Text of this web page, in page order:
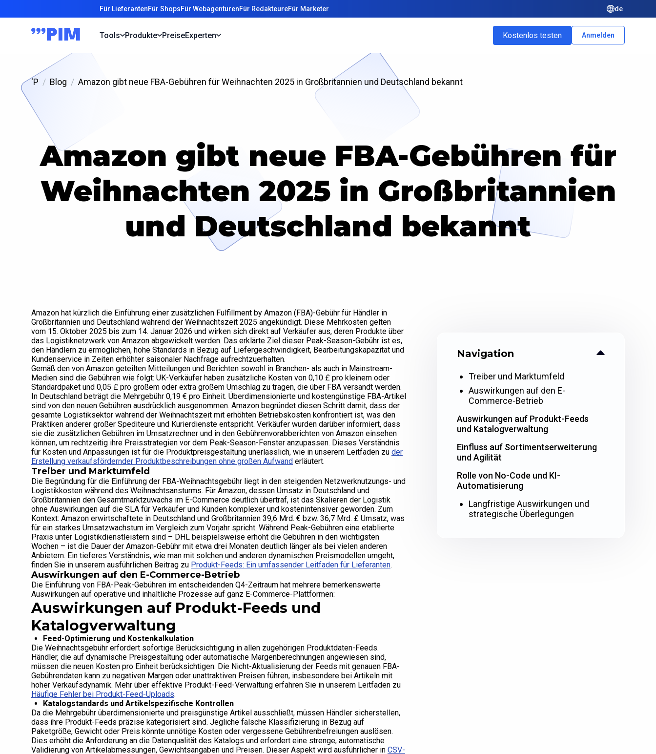
Für LieferantenFür ShopsFür WebagenturenFür RedakteureFür Marketer de
Tools Produkte PreiseExperten Kostenlos testen Anmelden
'P Blog Amazon gibt neue FBA-Gebühren für Weihnachten 2025 in Großbritannien und Deutschland bekannt
Amazon gibt neue FBA-Gebühren für
Weihnachten 2025 in Großbritannien
und Deutschland bekannt
Amazon hat kürzlich die Einführung einer zusätzlichen Fulfillment by Amazon (FBA)-Gebühr für Händler in
Großbritannien und Deutschland während der Weihnachtszeit 2025 angekündigt. Diese Mehrkosten gelten
vom 15. Oktober 2025 bis zum 14. Januar 2026 und wirken sich direkt auf Verkäufer aus, deren Produkte über
das Logistiknetzwerk von Amazon abgewickelt werden. Das erklärte Ziel dieser Peak-Season-Gebühr ist es,
den Händlern zu ermöglichen, hohe Standards in Bezug auf Liefergeschwindigkeit, Bearbeitungskapazität und
Kundenservice in Zeiten erhöhter saisonaler Nachfrage aufrechtzuerhalten.
Gemäß den von Amazon geteilten Mitteilungen und Berichten sowohl in Branchen- als auch in Mainstream-
Medien sind die Gebühren wie folgt: UK-Verkäufer haben zusätzliche Kosten von 0,10 £ pro kleinem oder
Standardpaket und 0,05 £ pro großem oder extra großem Umschlag zu tragen, die über FBA versandt werden.
In Deutschland beträgt die Mehrgebühr 0,19 € pro Einheit. Überdimensionierte und kostengünstige FBA-Artikel
sind von den neuen Gebühren ausdrücklich ausgenommen. Amazon begründet diesen Schritt damit, dass der
gesamte Logistiksektor während der Weihnachtszeit mit erhöhten Betriebskosten konfrontiert ist, was den
Praktiken anderer großer Spediteure und Kurierdienste entspricht. Verkäufer wurden darüber informiert, dass
sie die zusätzlichen Gebühren im Umsatzrechner und in den Gebührenvorabberichten von Amazon einsehen
können, um rechtzeitig ihre Preisstrategien vor dem Peak-Season-Fenster anzupassen. Dieses Verständnis
für Kosten und Anpassungen ist für die Produktpreisgestaltung unerlässlich, wie in unserem Leitfaden zu der
Erstellung verkaufsfördernder Produktbeschreibungen ohne großen Aufwand erläutert.
Treiber und Marktumfeld
Die Begründung für die Einführung der FBA-Weihnachtsgebühr liegt in den steigenden Netzwerknutzungs- und
Logistikkosten während des Weihnachtsansturms. Für Amazon, dessen Umsatz in Deutschland und
Großbritannien den Gesamtmarktzuwachs im E-Commerce deutlich übertraf, ist das Skalieren der Logistik
ohne Auswirkungen auf die SLA für Verkäufer und Kunden komplexer und kostenintensiver geworden. Zum
Kontext: Amazon erwirtschaftete in Deutschland und Großbritannien 39,6 Mrd. € bzw. 36,7 Mrd. £ Umsatz, was
für ein starkes Umsatzwachstum im Vergleich zum Vorjahr spricht. Während Peak-Gebühren eine etablierte
Praxis unter Logistikdienstleistern sind – DHL beispielsweise erhöht die Gebühren in den wichtigsten
Wochen – ist die Dauer der Amazon-Gebühr mit etwa drei Monaten deutlich länger als bei vielen anderen
Anbietern. Ein tieferes Verständnis, wie man mit solchen und anderen dynamischen Preismodellen umgeht,
finden Sie in unserem ausführlichen Beitrag zu Produkt-Feeds: Ein umfassender Leitfaden für Lieferanten.
Auswirkungen auf den E-Commerce-Betrieb
Die Einführung von FBA-Peak-Gebühren im entscheidenden Q4-Zeitraum hat mehrere bemerkenswerte
Auswirkungen auf operative und inhaltliche Prozesse auf ganz E-Commerce-Plattformen:
Auswirkungen auf Produkt-Feeds und
Katalogverwaltung
Feed-Optimierung und Kostenkalkulation
Die Weihnachtsgebühr erfordert sofortige Berücksichtigung in allen zugehörigen Produktdaten-Feeds.
Händler, die auf dynamische Preisgestaltung oder automatische Margenberechnungen angewiesen sind,
müssen die neuen Kosten pro Einheit berücksichtigen. Die Nicht-Aktualisierung der Feeds mit genauen FBA-
Gebührendaten kann zu negativen Margen oder unattraktiven Preisen führen, insbesondere bei Artikeln mit
hoher Verkaufsdynamik. Mehr über effektive Produkt-Feed-Verwaltung erfahren Sie in unserem Leitfaden zu
Häufige Fehler bei Produkt-Feed-Uploads.
Katalogstandards und Artikelspezifische Kontrollen
Da die Mehrgebühr überdimensionierte und preisgünstige Artikel ausschließt, müssen Händler sicherstellen,
dass ihre Produkt-Feeds präzise kategorisiert sind. Jegliche falsche Klassifizierung in Bezug auf
Paketgröße, Gewicht oder Preis könnte unnötige Kosten oder vergessene Gebührenbefreiungen auslösen.
Dies erhöht die Anforderung an die Datenqualität des Katalogs und erfordert eine strenge, automatische
Validierung von Artikelabmessungen, Gewichtsangaben und Preisen. Dieser Aspekt wird ausführlicher in CSV-
Navigation
Treiber und Marktumfeld
Auswirkungen auf den E-
Commerce-Betrieb
Auswirkungen auf Produkt-Feeds
und Katalogverwaltung
Einfluss auf Sortimentserweiterung
und Agilität
Rolle von No-Code und KI-
Automatisierung
Langfristige Auswirkungen und
strategische Überlegungen